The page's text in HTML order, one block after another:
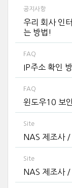
공지사항
우리 회사 인
는 방법!
FAQ
IP주소 확인
FAQ
윈도우10 보
Site
NAS 제조사
Site
NAS 제조사